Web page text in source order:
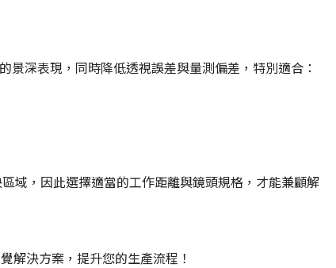
深表現，同時降低透視誤差與量測偏差，特別適合：
域，因此選擇適當的工作距離與鏡頭規格，才能兼顧解
解決方案，提升您的生產流程！